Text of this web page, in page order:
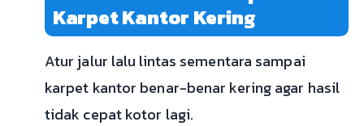
Karpet Kantor Kering
Atur jalur lalu lintas sementara sampai
karpet kantor benar-benar kering agar hasil
tidak cepat kotor lagi.